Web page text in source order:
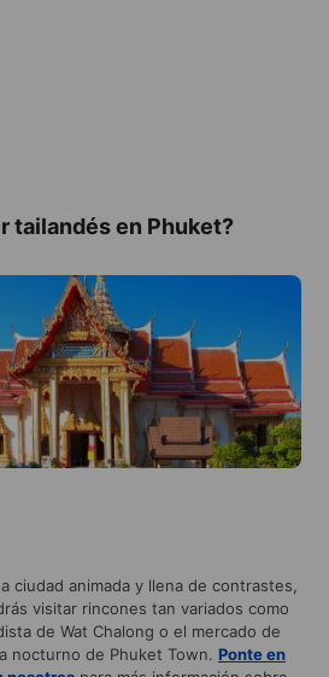
tailandés en Phuket?
ciudad animada y llena de contrastes,
visitar rincones tan variados como
de Wat Chalong o el mercado de
nocturno de Phuket Town. Ponte en